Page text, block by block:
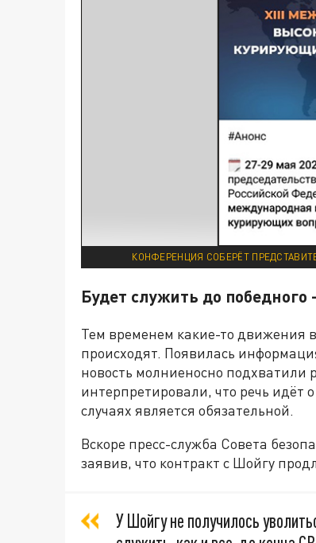
КОНФЕРЕНЦИЯ СОБЕРЁТ
Будет служить до
Тем временем какие-то движения
происходят. Появилась
новость молниеносно подхватили
интерпретировали, что речь идёт
случаях является обязательной.
Вскоре пресс-служба Совета
заявив, что контракт с Шойгу
У Шойгу не получилось